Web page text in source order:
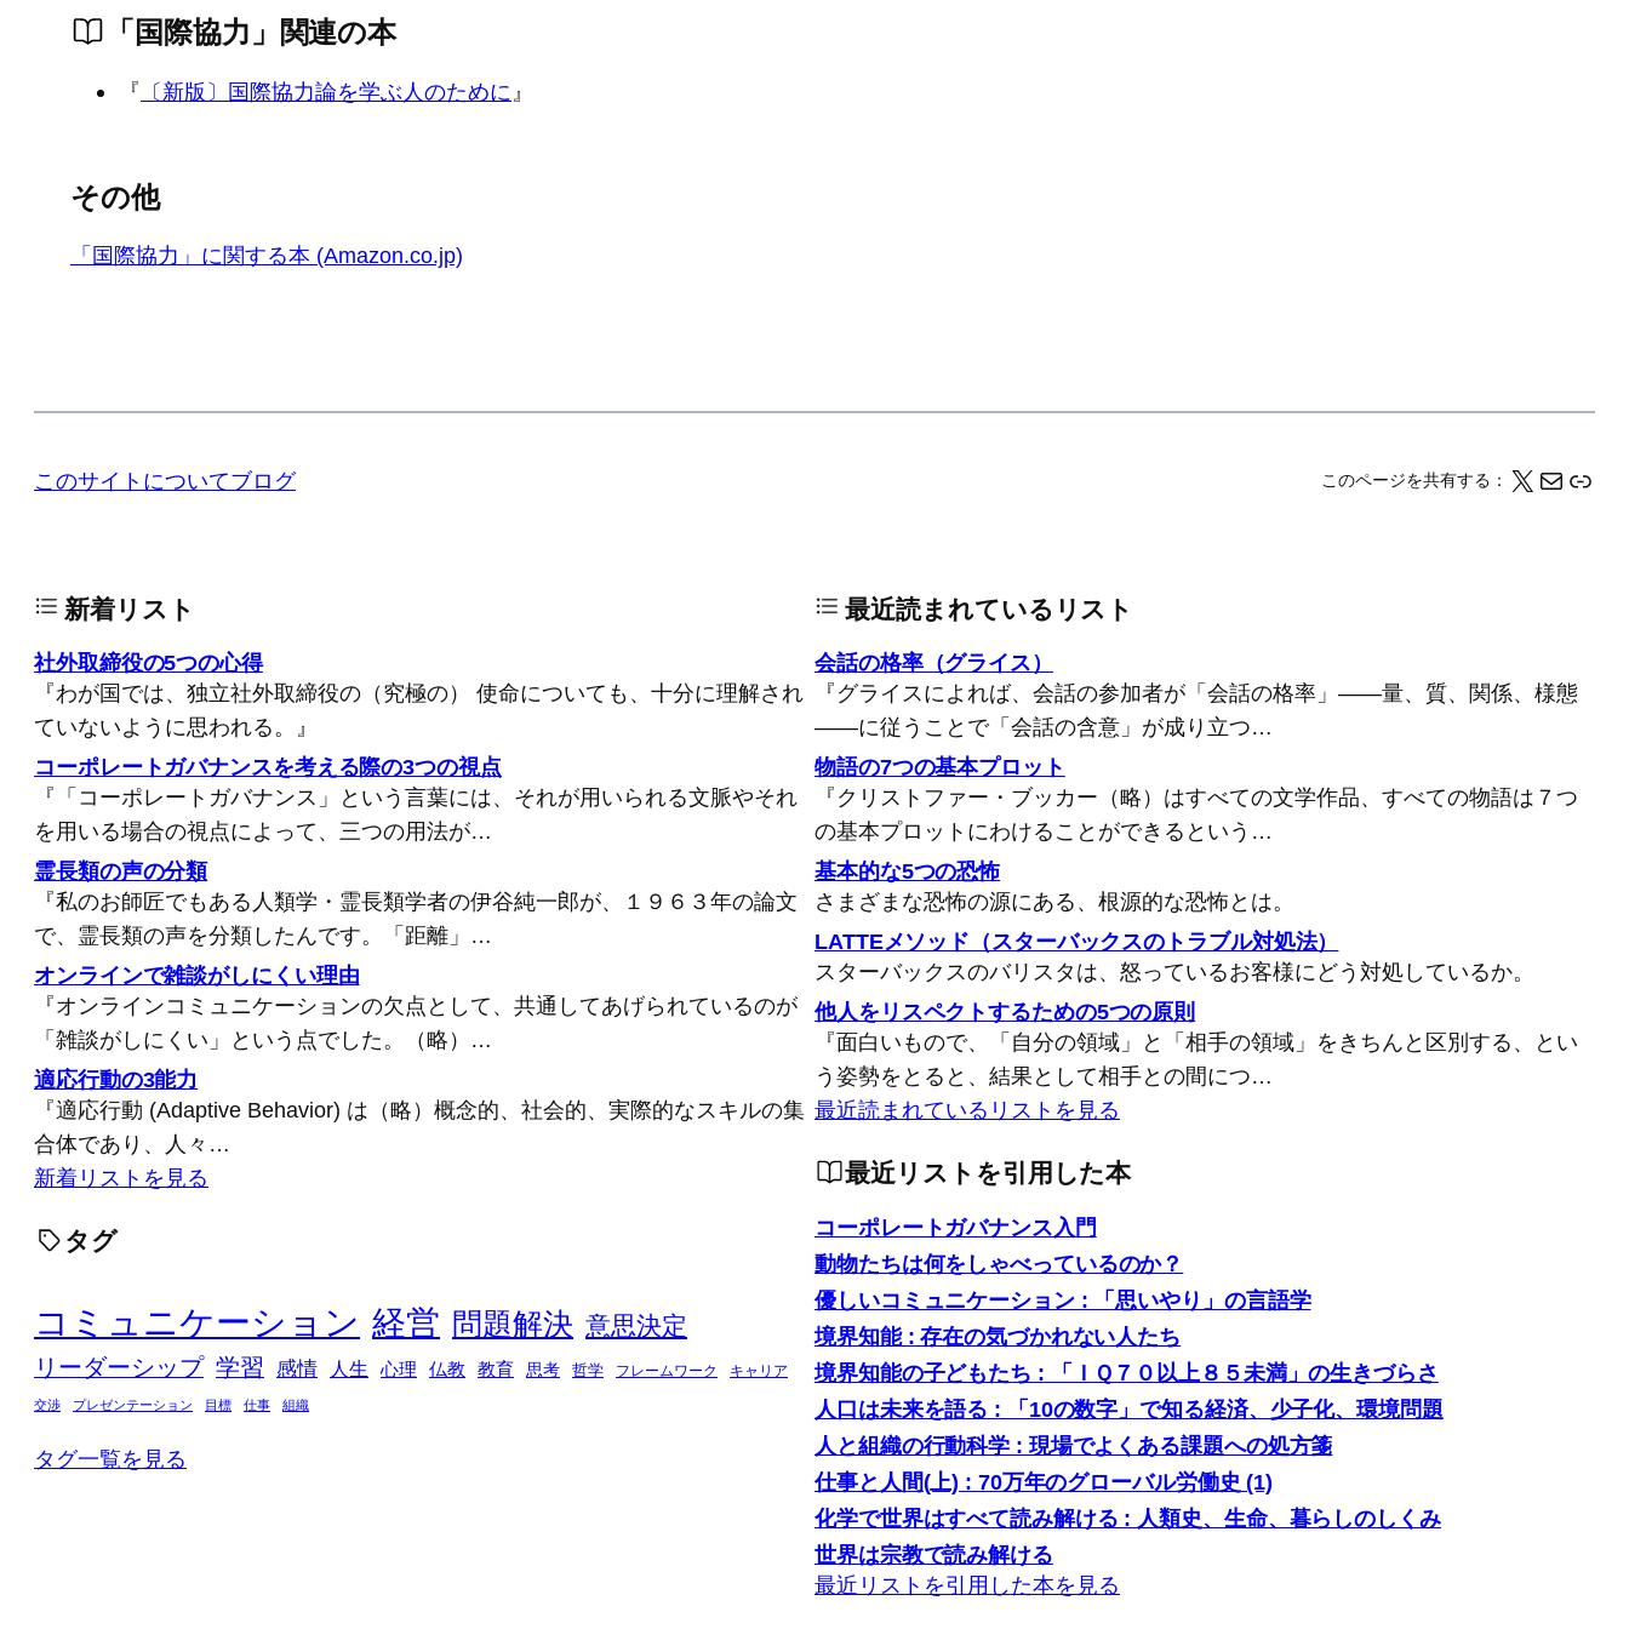
「国際協力」関連の本
『 〔新版〕国際協力論を学ぶ人のために 』
その他
「国際協力」に関する本 (Amazon.co.jp)
このサイトについてブログ このページを共有する： X メール このページの情報をクリップボードにコピーする
新着リスト
社外取締役の5つの心得
『わが国では、独立社外取締役の（究極の） 使命についても、十分に理解され
ていないように思われる。』
コーポレートガバナンスを考える際の3つの視点
『「コーポレートガバナンス」という言葉には、それが用いられる文脈やそれ
を用いる場合の視点によって、三つの用法が…
霊長類の声の分類
『私のお師匠でもある人類学・霊長類学者の伊谷純一郎が、１９６３年の論文
で、霊長類の声を分類したんです。「距離」…
オンラインで雑談がしにくい理由
『オンラインコミュニケーションの欠点として、共通してあげられているのが
「雑談がしにくい」という点でした。（略）…
適応行動の3能力
『適応行動 (Adaptive Behavior) は（略）概念的、社会的、実際的なスキルの集
合体であり、人々…
新着リストを見る
タグ
コミュニケーション 経営 問題解決 意思決定
リーダーシップ 学習 感情 人生 心理 仏教 教育 思考 哲学 フレームワーク キャリア
交渉 プレゼンテーション 目標 仕事 組織
タグ一覧を見る
最近読まれているリスト
会話の格率（グライス）
『グライスによれば、会話の参加者が「会話の格率」――量、質、関係、様態
――に従うことで「会話の含意」が成り立つ…
物語の7つの基本プロット
『クリストファー・ブッカー（略）はすべての文学作品、すべての物語は７つ
の基本プロットにわけることができるという…
基本的な5つの恐怖
さまざまな恐怖の源にある、根源的な恐怖とは。
LATTEメソッド（スターバックスのトラブル対処法）
スターバックスのバリスタは、怒っているお客様にどう対処しているか。
他人をリスペクトするための5つの原則
『面白いもので、「自分の領域」と「相手の領域」をきちんと区別する、とい
う姿勢をとると、結果として相手との間につ…
最近読まれているリストを見る
最近リストを引用した本
コーポレートガバナンス入門
動物たちは何をしゃべっているのか？
優しいコミュニケーション : 「思いやり」の言語学
境界知能 : 存在の気づかれない人たち
境界知能の子どもたち : 「ＩＱ７０以上８５未満」の生きづらさ
人口は未来を語る : 「10の数字」で知る経済、少子化、環境問題
人と組織の行動科学 : 現場でよくある課題への処方箋
仕事と人間(上) : 70万年のグローバル労働史 (1)
化学で世界はすべて読み解ける : 人類史、生命、暮らしのしくみ
世界は宗教で読み解ける
最近リストを引用した本を見る